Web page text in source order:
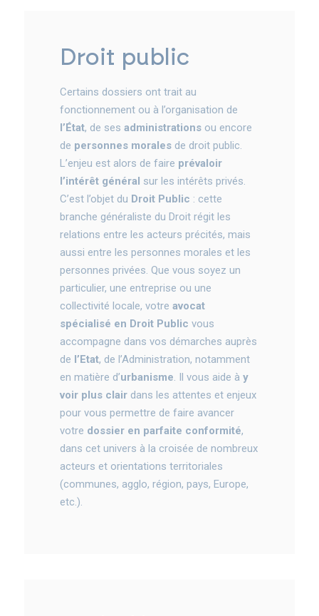
droit public
Certains dossiers ont trait au
fonctionnement ou à l’organisation de
l’État, de sesadministrations ou encore
de personnes morales de droit public.
L’enjeu est alors de faire prévaloir
l’intérêt général sur les intérêts privés.
C’est l’objet du Droit Public : cette
branche généraliste du Droit régit les
relations entre les acteurs précités, mais
aussi entre les personnes morales et les
personnes privées. Que vous soyez un
particulier, une entreprise ou une
collectivité locale, votreavocat
spécialisé en Droit Public vous
accompagne dans vos démarches auprès
de l’Etat, de l’Administration, notamment
en matière d’urbanisme. Il vous aide ày
voir plus clair dans les attentes et enjeux
pour vous permettre de faire avancer
votre dossier en parfaite conformité,
dans cet univers à la croisée de nombreux
acteurs et orientations territoriales
(communes, agglo, région, pays, Europe,
etc.).